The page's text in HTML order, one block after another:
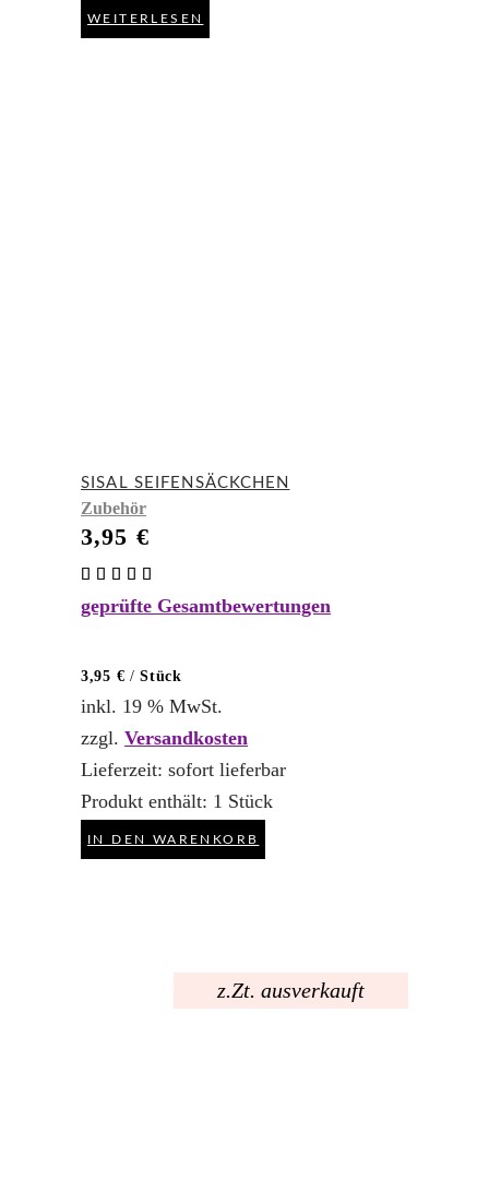
WEITERLESEN
SISAL SEIFENSÄCKCHEN
Zubehör
3,95 €
5.00
geprüfte Gesamtbewertungen
3,95 € /Stück
inkl. 19 % MwSt.
zzgl. Versandkosten
Lieferzeit: sofort lieferbar
Produkt enthält: 1 Stück
IN DEN WARENKORB
z.Zt. ausverkauft